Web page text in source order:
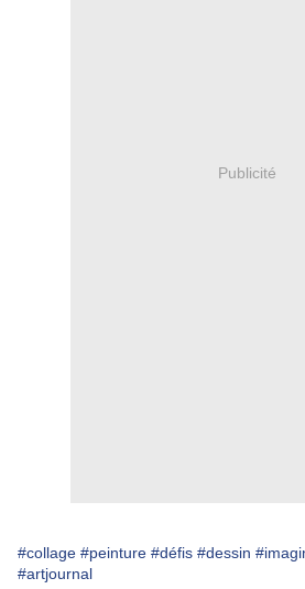
Publicité
#collage #peinture #défis #dessin
#artjournal